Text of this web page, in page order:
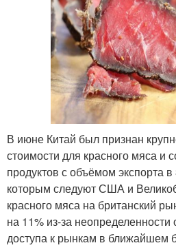
В июне Китай был признан
стоимости для красного мяса и
продуктов с объёмом экспорта
которым следуют США и
красного мяса на британский
на 11% из-за неопределенности
доступа к рынкам в ближайшем